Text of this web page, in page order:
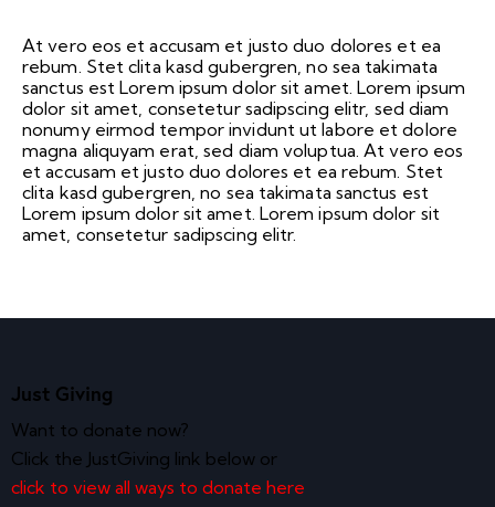
At vero eos et accusam et justo duo dolores et ea
rebum. Stet clita kasd gubergren, no sea takimata
sanctus est Lorem ipsum dolor sit amet. Lorem ipsum
dolor sit amet, consetetur sadipscing elitr, sed diam
nonumy eirmod tempor invidunt ut labore et dolore
magna aliquyam erat, sed diam voluptua. At vero eos
et accusam et justo duo dolores et ea rebum. Stet
clita kasd gubergren, no sea takimata sanctus est
Lorem ipsum dolor sit amet. Lorem ipsum dolor sit
amet, consetetur sadipscing elitr.
Just Giving
Want to donate now?
Click the JustGiving link below or
click to view all ways to donate here